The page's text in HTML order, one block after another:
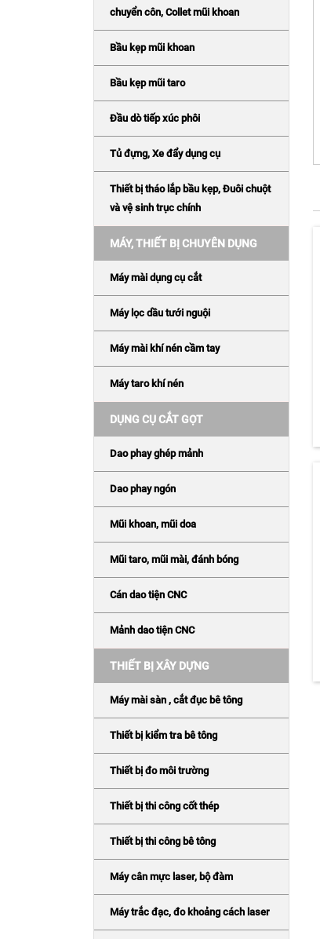
chuyển côn, Collet mũi khoan
Bầu kẹp mũi khoan
Bầu kẹp mũi taro
Đầu dò tiếp xúc phôi
Tủ đựng, Xe đẩy dụng cụ
Thiết bị tháo lắp bầu kẹp, Đuôi chuột
và vệ sinh trục chính
MÁY, THIẾT BỊ CHUYÊN DỤNG
Máy mài dụng cụ cắt
Máy lọc dầu tưới nguội
Máy mài khí nén cầm tay
Máy taro khí nén
DỤNG CỤ CẮT GỌT
Dao phay ghép mảnh
Dao phay ngón
Mũi khoan, mũi doa
Mũi taro, mũi mài, đánh bóng
Cán dao tiện CNC
Mảnh dao tiện CNC
THIẾT BỊ XÂY DỰNG
Máy mài sàn , cắt đục bê tông
Thiết bị kiểm tra bê tông
Thiết bị đo môi trường
Thiết bị thi công cốt thép
Thiết bị thi công bê tông
Máy cân mực laser, bộ đàm
Máy trắc đạc, đo khoảng cách laser